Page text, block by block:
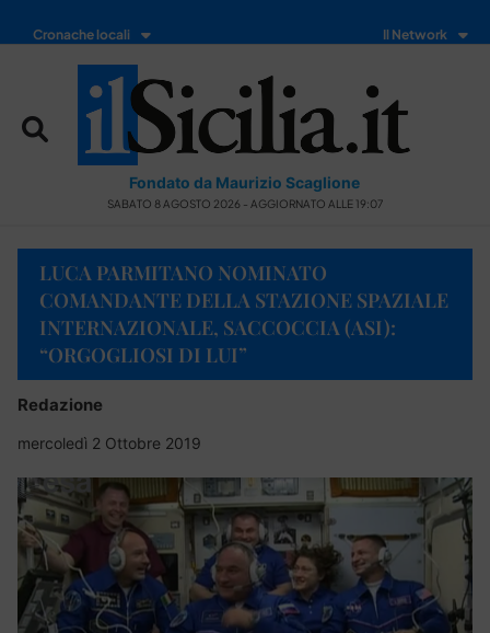
Cronache locali Il Network
Fondato da Maurizio Scaglione
SABATO 8 AGOSTO 2026 - AGGIORNATO ALLE 19:07
LUCA PARMITANO NOMINATO
COMANDANTE DELLA STAZIONE SPAZIALE
INTERNAZIONALE, SACCOCCIA (ASI):
“ORGOGLIOSI DI LUI”
Redazione
mercoledì 2 Ottobre 2019